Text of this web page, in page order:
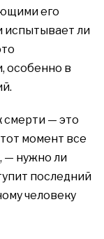
его
испытывает ли
особенно в
смерти — это
момент все
— нужно ли
последний
человеку